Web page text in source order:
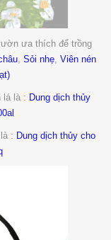
ưa thích để trồng
, Sỏi nhẹ, Viên nén
lá là : Dung dịch thủy
: Dung dịch thủy cho